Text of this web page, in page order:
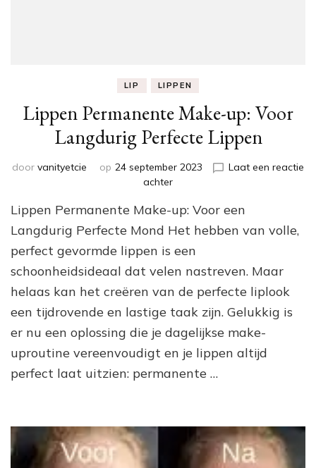
LIP LIPPEN
Lippen Permanente Make-up: Voor
Langdurig Perfecte Lippen
door vanityetcie op 24 september 2023
Laat een reactie
achterop
Permanente
Make-
Voor
Langdurig
Perfecte
Lippen
Lippen Permanente Make-up: Voor een
Langdurig Perfecte Mond Het hebben van volle,
perfect gevormde lippen is een
schoonheidsideaal dat velen nastreven. Maar
helaas kan het creëren van de perfecte liplook
een tijdrovende en lastige taak zijn. Gelukkig is
er nu een oplossing die je dagelijkse make-
uproutine vereenvoudigt en je lippen altijd
perfect laat uitzien: permanente …